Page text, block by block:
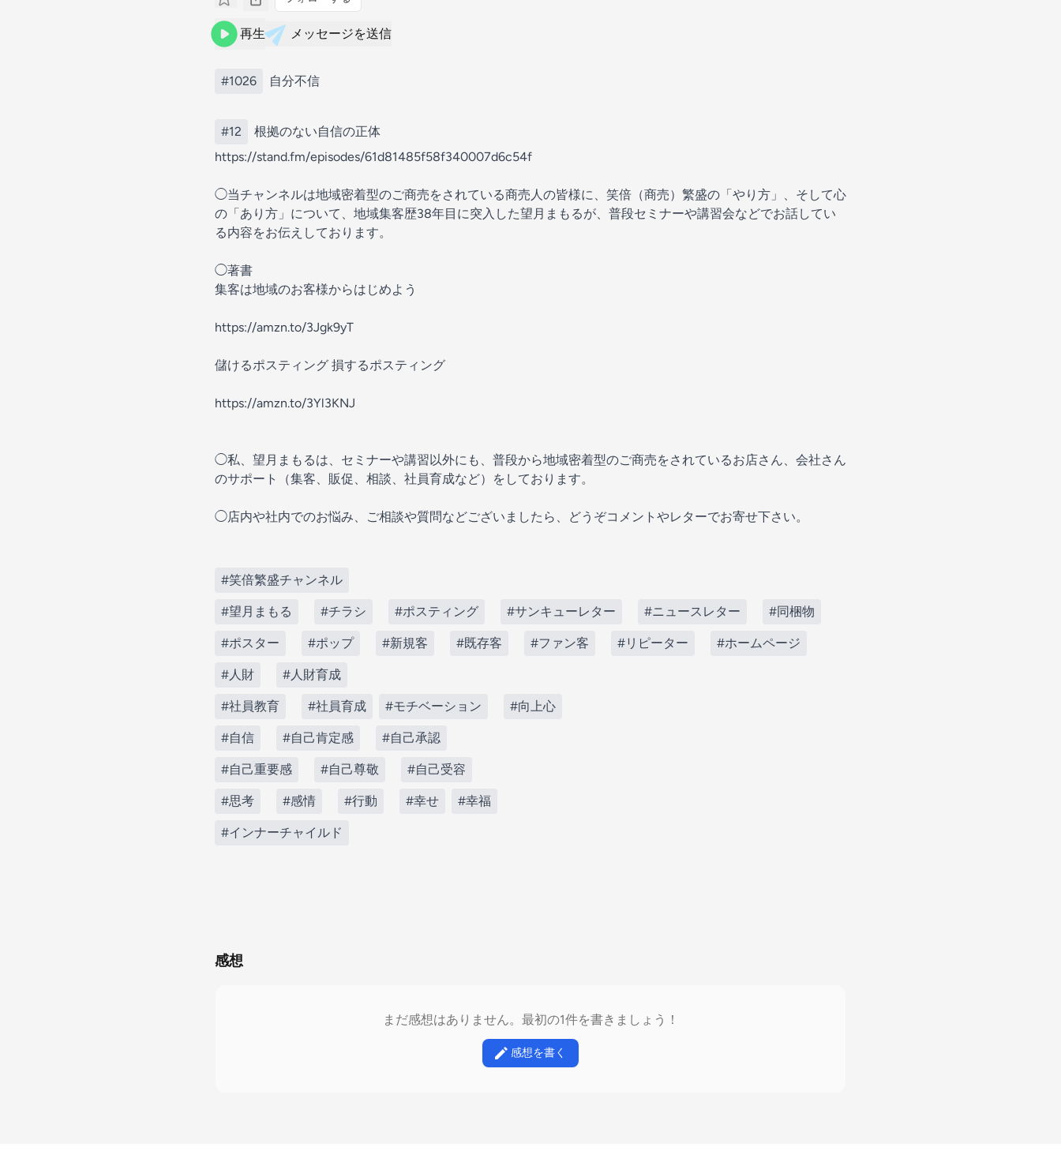
再生 メッセージを送信
#1026 自分不信
#12
根拠のない自信の正体
https://stand.fm/episodes/61d81485f58f340007d6c54f
◯当チャンネルは地域密着型のご商売をされている商売人の皆様に、笑倍（商売）繁盛の「やり方」、そして心
の「あり方」について、地域集客歴38年目に突入した望月まもるが、普段セミナーや講習会などでお話してい
る内容をお伝えしております。
◯著書
集客は地域のお客様からはじめよう
https://amzn.to/3Jgk9yT
儲けるポスティング 損するポスティング
https://amzn.to/3Yl3KNJ
◯私、望月まもるは、セミナーや講習以外にも、普段から地域密着型のご商売をされているお店さん、会社さん
のサポート（集客、販促、相談、社員育成など）をしております。
◯店内や社内でのお悩み、ご相談や質問などございましたら、どうぞコメントやレターでお寄せ下さい。
#笑倍繁盛チャンネル
#望月まもる #チラシ #ポスティング #サンキューレター #ニュースレター #同梱物
#ポスター #ポップ #新規客 #既存客 #ファン客 #リピーター #ホームページ
#人財 #人財育成
#社員教育 #社員育成 #モチベーション #向上心
#自信 #自己肯定感 #自己承認
#自己重要感 #自己尊敬 #自己受容
#思考 #感情 #行動 #幸せ #幸福
#インナーチャイルド
感想
まだ感想はありません。最初の1件を書きましょう！
感想を書く